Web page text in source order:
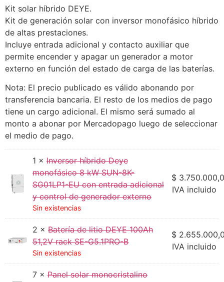
Kit solar híbrido DEYE.
Kit de generación solar con inversor monofásico híbrido
de altas prestaciones.
Incluye entrada adicional y contacto auxiliar que
permite encender y apagar un generador a motor
externo en función del estado de carga de las baterías.
Nota: El precio publicado es válido abonando por
transferencia bancaria. El resto de los medios de pago
tiene un cargo adicional. El mismo será sumado al
monto a abonar por Mercadopago luego de seleccionar
el medio de pago.
1 × Inversor híbrido Deye
monofásico 8 kW SUN-8K-
SG01LP1-EU con entrada adicional
y control de generador externo
Sin existencias
$
IVA incluido
2 × Batería de litio DEYE 100Ah
51,2V rack SE-G5.1PRO-B
Sin existencias
$
IVA incluido
7 × Panel solar monocristalino